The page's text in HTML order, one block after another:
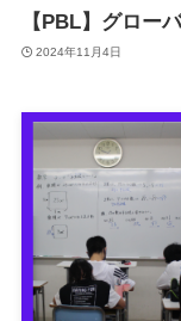
【PBL】グロー
2024年11月4日